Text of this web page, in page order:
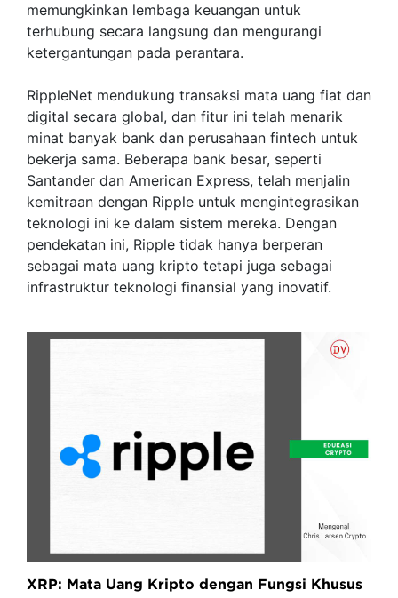
memungkinkan lembaga keuangan untuk
terhubung secara langsung dan mengurangi
ketergantungan pada perantara.
RippleNet mendukung transaksi mata uang fiat dan
digital secara global, dan fitur ini telah menarik
minat banyak bank dan perusahaan fintech untuk
bekerja sama. Beberapa bank besar, seperti
Santander dan American Express, telah menjalin
kemitraan dengan Ripple untuk mengintegrasikan
teknologi ini ke dalam sistem mereka. Dengan
pendekatan ini, Ripple tidak hanya berperan
sebagai mata uang kripto tetapi juga sebagai
infrastruktur teknologi finansial yang inovatif.
XRP: Mata Uang Kripto dengan Fungsi Khusus